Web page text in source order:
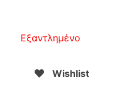
Εξαντλημένο
Wishlist